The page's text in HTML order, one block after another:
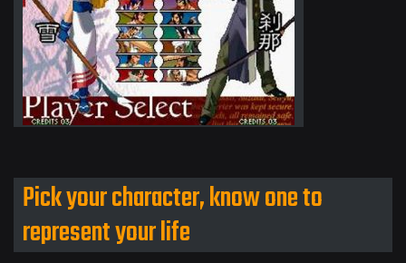
Pick your character, know one to
represent your life